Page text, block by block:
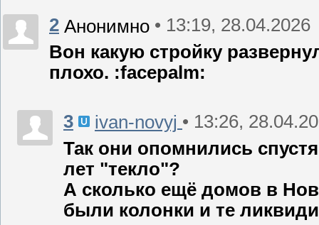
2 Анонимно • 13:19, 28.04.2026
Вон какую стройку
плохо. :facepalm:
3 ivan-novyj • 13:26,
Так они опомнились
лет "текло"?
А сколько ещё домов в
были колонки и те